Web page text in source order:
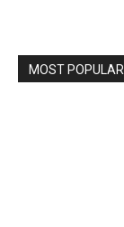
MOST POPULAR